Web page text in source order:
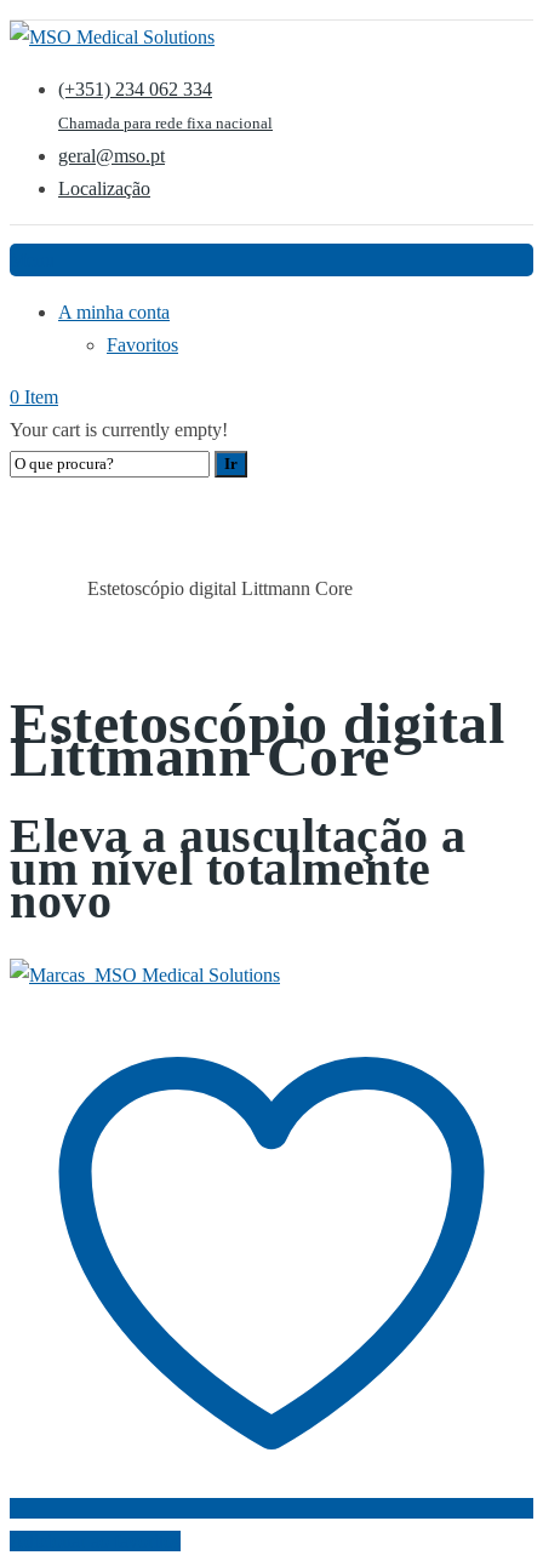
(+351) 234 062 334
Chamada para rede fixa nacional
geral@mso.pt
Localização
A minha conta
Favoritos
0 Item
Your cart is currently empty!
Estetoscópio digital Littmann Core
Estetoscópio digital
Littmann Core
Eleva a auscultação a
um nível totalmente
novo